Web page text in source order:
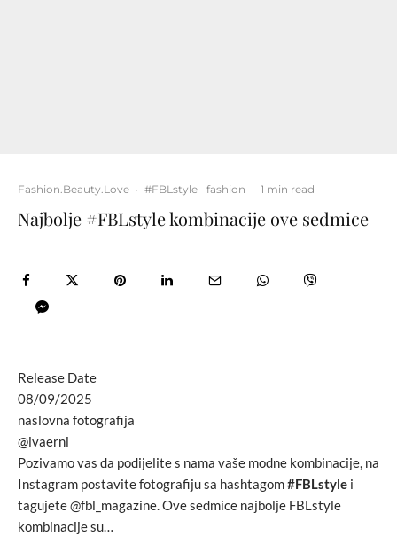
Fashion.Beauty.Love · #FBLstyle fashion · 1 min read
Najbolje #FBLstyle kombinacije ove sedmice
Release Date
08/09/2025
naslovna fotografija
@ivaerni
Pozivamo vas da podijelite s nama vaše modne kombinacije, na
Instagram postavite fotografiju sa hashtagom#FBLstyle i
tagujete @fbl_magazine. Ove sedmice najbolje FBLstyle
kombinacije su…